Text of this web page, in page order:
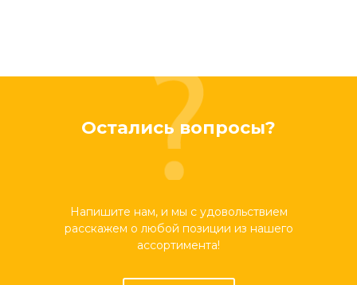
Остались вопросы?
Напишите нам, и мы с удовольствием
расскажем о любой позиции из нашего
ассортимента!